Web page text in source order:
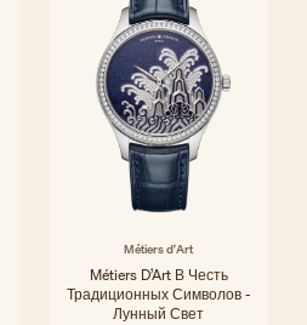
Métiers d'Art
Métiers D’Art В Честь
Традиционных Символов -
Лунный Свет